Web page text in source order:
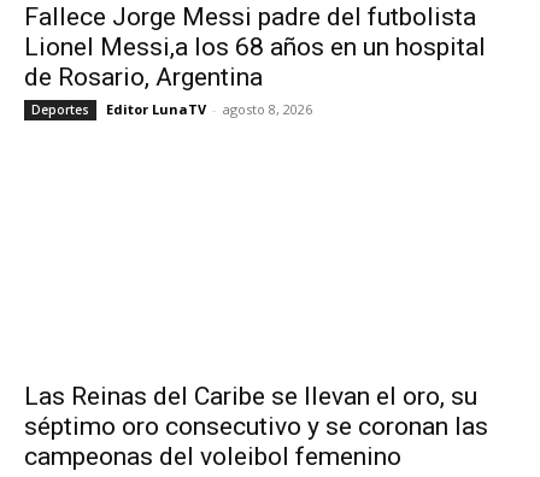
Fallece Jorge Messi padre del futbolista
Lionel Messi,a los 68 años en un hospital
de Rosario, Argentina
Deportes Editor LunaTV - agosto 8, 2026
Las Reinas del Caribe se llevan el oro, su
séptimo oro consecutivo y se coronan las
campeonas del voleibol femenino